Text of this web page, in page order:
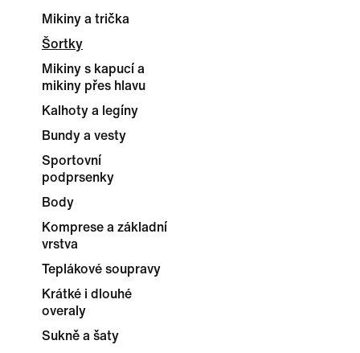
Mikiny a trička
Šortky
Mikiny s kapucí a
mikiny přes hlavu
Kalhoty a legíny
Bundy a vesty
Sportovní
podprsenky
Body
Komprese a základní
vrstva
Teplákové soupravy
Krátké i dlouhé
overaly
Sukně a šaty